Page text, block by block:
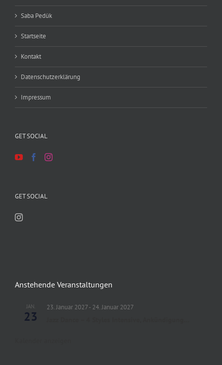
Saba Pedük
Startseite
Kontakt
Datenschutzerklärung
Impressum
GET SOCIAL
GET SOCIAL
Anstehende Veranstaltungen
JAN.
23
23. Januar 2027- 24. Januar 2027